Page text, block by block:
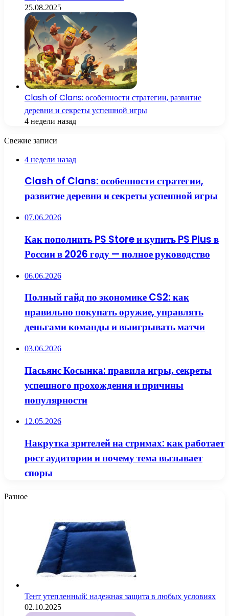
25.08.2025
Clash of Clans: особенности стратегии, развитие
деревни и секреты успешной игры
4 недели назад
Свежие записи
4 недели назад
Clash of Clans: особенности стратегии,
развитие деревни и секреты успешной игры
07.06.2026
Как пополнить PS Store и купить PS Plus в
России в 2026 году — полное руководство
06.06.2026
Полный гайд по экономике CS2: как
правильно покупать оружие, управлять
деньгами команды и выигрывать матчи
03.06.2026
Пасьянс Косынка: правила игры, секреты
успешного прохождения и причины
популярности
12.05.2026
Накрутка зрителей на стримах: как работает
рост аудитории и почему тема вызывает
споры
Разное
Тент утепленный: надежная защита в любых условиях
02.10.2025